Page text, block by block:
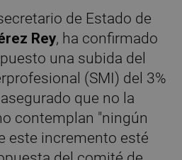
de Estado de
Rey, ha confirmado
una subida del
(SMI) del 3%
que no la
contemplan "ningún
este incremento esté